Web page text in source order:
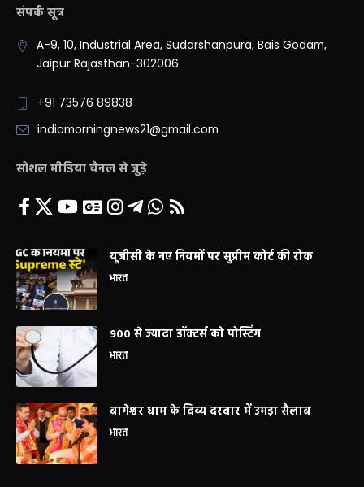
संपर्क सूत्र
A-9, 10, Industrial Area, Sudarshanpura, Bais Godam,
Jaipur Rajasthan-302006
+91 73576 89838
indiamorningnews21@gmail.com
सोशल मीडिया चैनल से जुड़े
यूजीसी के नए नियमों पर सुप्रीम कोर्ट की रोक
भारत
900 से ज्यादा डॉक्टर्स को पोस्टिंग
भारत
बागेश्वर धाम के दिव्य दरबार में उमड़ा सैलाब
भारत